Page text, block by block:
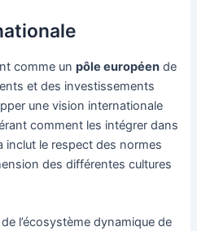
comme unpôle européen de
et des investissements
une vision internationale
comment les intégrer dans
inclut le respect des normes
des différentes cultures
l’écosystème dynamique de